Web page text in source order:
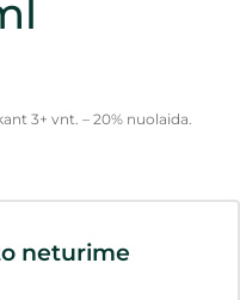
3+ vnt. – 20% nuolaida.
neturime